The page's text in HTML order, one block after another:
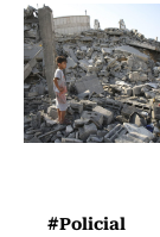
#Policial